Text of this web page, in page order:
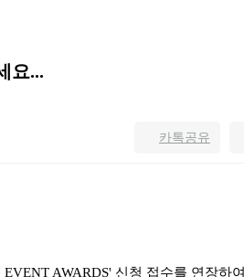
요...
카톡공유
EVENT AWARDS' 신청 접수를 연장하여